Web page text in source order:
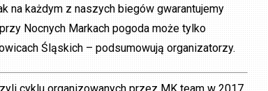
na każdym z naszych biegów gwarantujemy
Nocnych Markach pogoda może tylko
Śląskich – podsumowują organizatorzy.